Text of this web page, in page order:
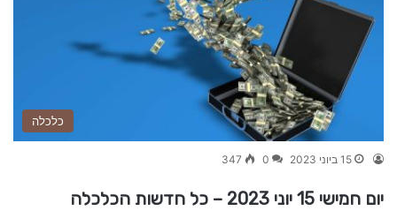
כלכלה
15 ביוני 2023 0
347
יום חמישי 15 יוני 2023 – כל חדשות הכלכלה